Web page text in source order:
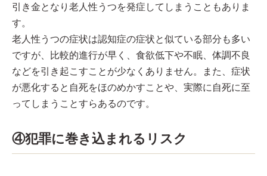
引き金となり老人性うつを発症してしまうこともありま
す。
老人性うつの症状は認知症の症状と似ている部分も多い
ですが、比較的進行が早く、食欲低下や不眠、体調不良
などを引き起こすことが少なくありません。また、症状
が悪化すると自死をほのめかすことや、実際に自死に至
ってしまうことすらあるのです。
④犯罪に巻き込まれるリスク